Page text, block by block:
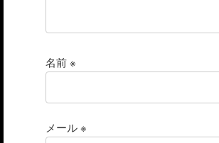
名前※
メール※